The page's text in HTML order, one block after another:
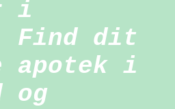
i
Find dit
apotek i
og